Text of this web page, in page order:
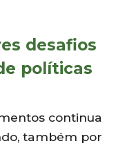
desafios
políticas
continua
também por